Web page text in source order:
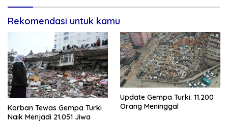
Rekomendasi untuk kamu
Korban Tewas Gempa Turki
Naik Menjadi 21.051 Jiwa
Update Gempa Turki: 11.200
Orang Meninggal